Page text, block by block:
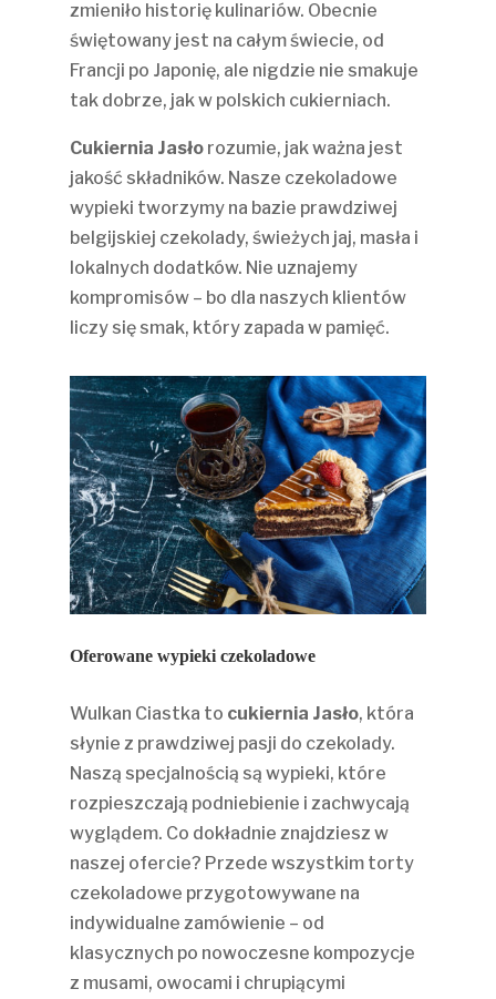
zmieniło historię kulinariów. Obecnie
świętowany jest na całym świecie, od
Francji po Japonię, ale nigdzie nie smakuje
tak dobrze, jak w polskich cukierniach.
Cukiernia Jasłorozumie, jak ważna jest
jakość składników. Nasze czekoladowe
wypieki tworzymy na bazie prawdziwej
belgijskiej czekolady, świeżych jaj, masła i
lokalnych dodatków. Nie uznajemy
kompromisów – bo dla naszych klientów
liczy się smak, który zapada w pamięć.
Oferowane wypieki czekoladowe
Wulkan Ciastka to cukiernia Jasło, która
słynie z prawdziwej pasji do czekolady.
Naszą specjalnością są wypieki, które
rozpieszczają podniebienie i zachwycają
wyglądem. Co dokładnie znajdziesz w
naszej ofercie? Przede wszystkim torty
czekoladowe przygotowywane na
indywidualne zamówienie – od
klasycznych po nowoczesne kompozycje
z musami, owocami i chrupiącymi